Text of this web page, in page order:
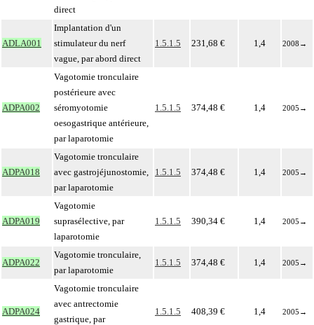
direct
ADLA001
Implantation d'un
stimulateur du nerf
vague, par abord direct
1.5.1.5 231,68 € 1,4 2008 →
ADPA002
Vagotomie tronculaire
postérieure avec
séromyotomie
oesogastrique antérieure,
par laparotomie
1.5.1.5 374,48 € 1,4 2005 →
ADPA018
Vagotomie tronculaire
avec gastrojéjunostomie,
par laparotomie
1.5.1.5 374,48 € 1,4 2005 →
ADPA019
Vagotomie
suprasélective, par
laparotomie
1.5.1.5 390,34 € 1,4 2005 →
ADPA022
Vagotomie tronculaire,
par laparotomie
1.5.1.5 374,48 € 1,4 2005 →
ADPA024
Vagotomie tronculaire
avec antrectomie
gastrique, par
1.5.1.5 408,39 € 1,4 2005 →